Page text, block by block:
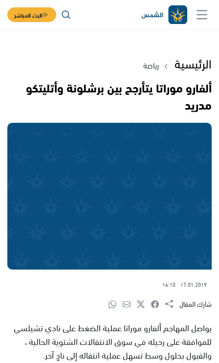
البث المباشر
الرئيسية رياضة
ألفارو موراتا يتأرجح بين برشلونة وأتليتكو
مدريد
17.01.2019
16:10
شارك المقال
يواصل المهاجم ألفارو موراتا عملية الضغط على نادي تشيلسي
للموافقة على رحيله في سوق الانتقالات الشتوية الحالية ،
والقبول بحلول وسط تسهل عملية انتقاله إلى نادٍ آخر.